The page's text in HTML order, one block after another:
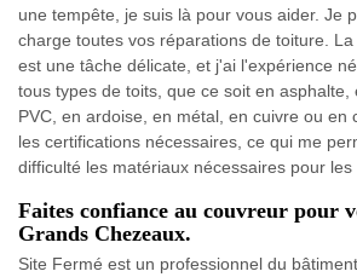
une tempête, je suis là pour vous aider. Je
charge toutes vos réparations de toiture.
est une tâche délicate, et j'ai l'expérience
tous types de toits, que ce soit en asphalte,
PVC, en ardoise, en métal, en cuivre ou en
les certifications nécessaires, ce qui me
difficulté les matériaux nécessaires pour les
Faites confiance au couvreur pour
Grands Chezeaux.
Site Fermé est un professionnel du